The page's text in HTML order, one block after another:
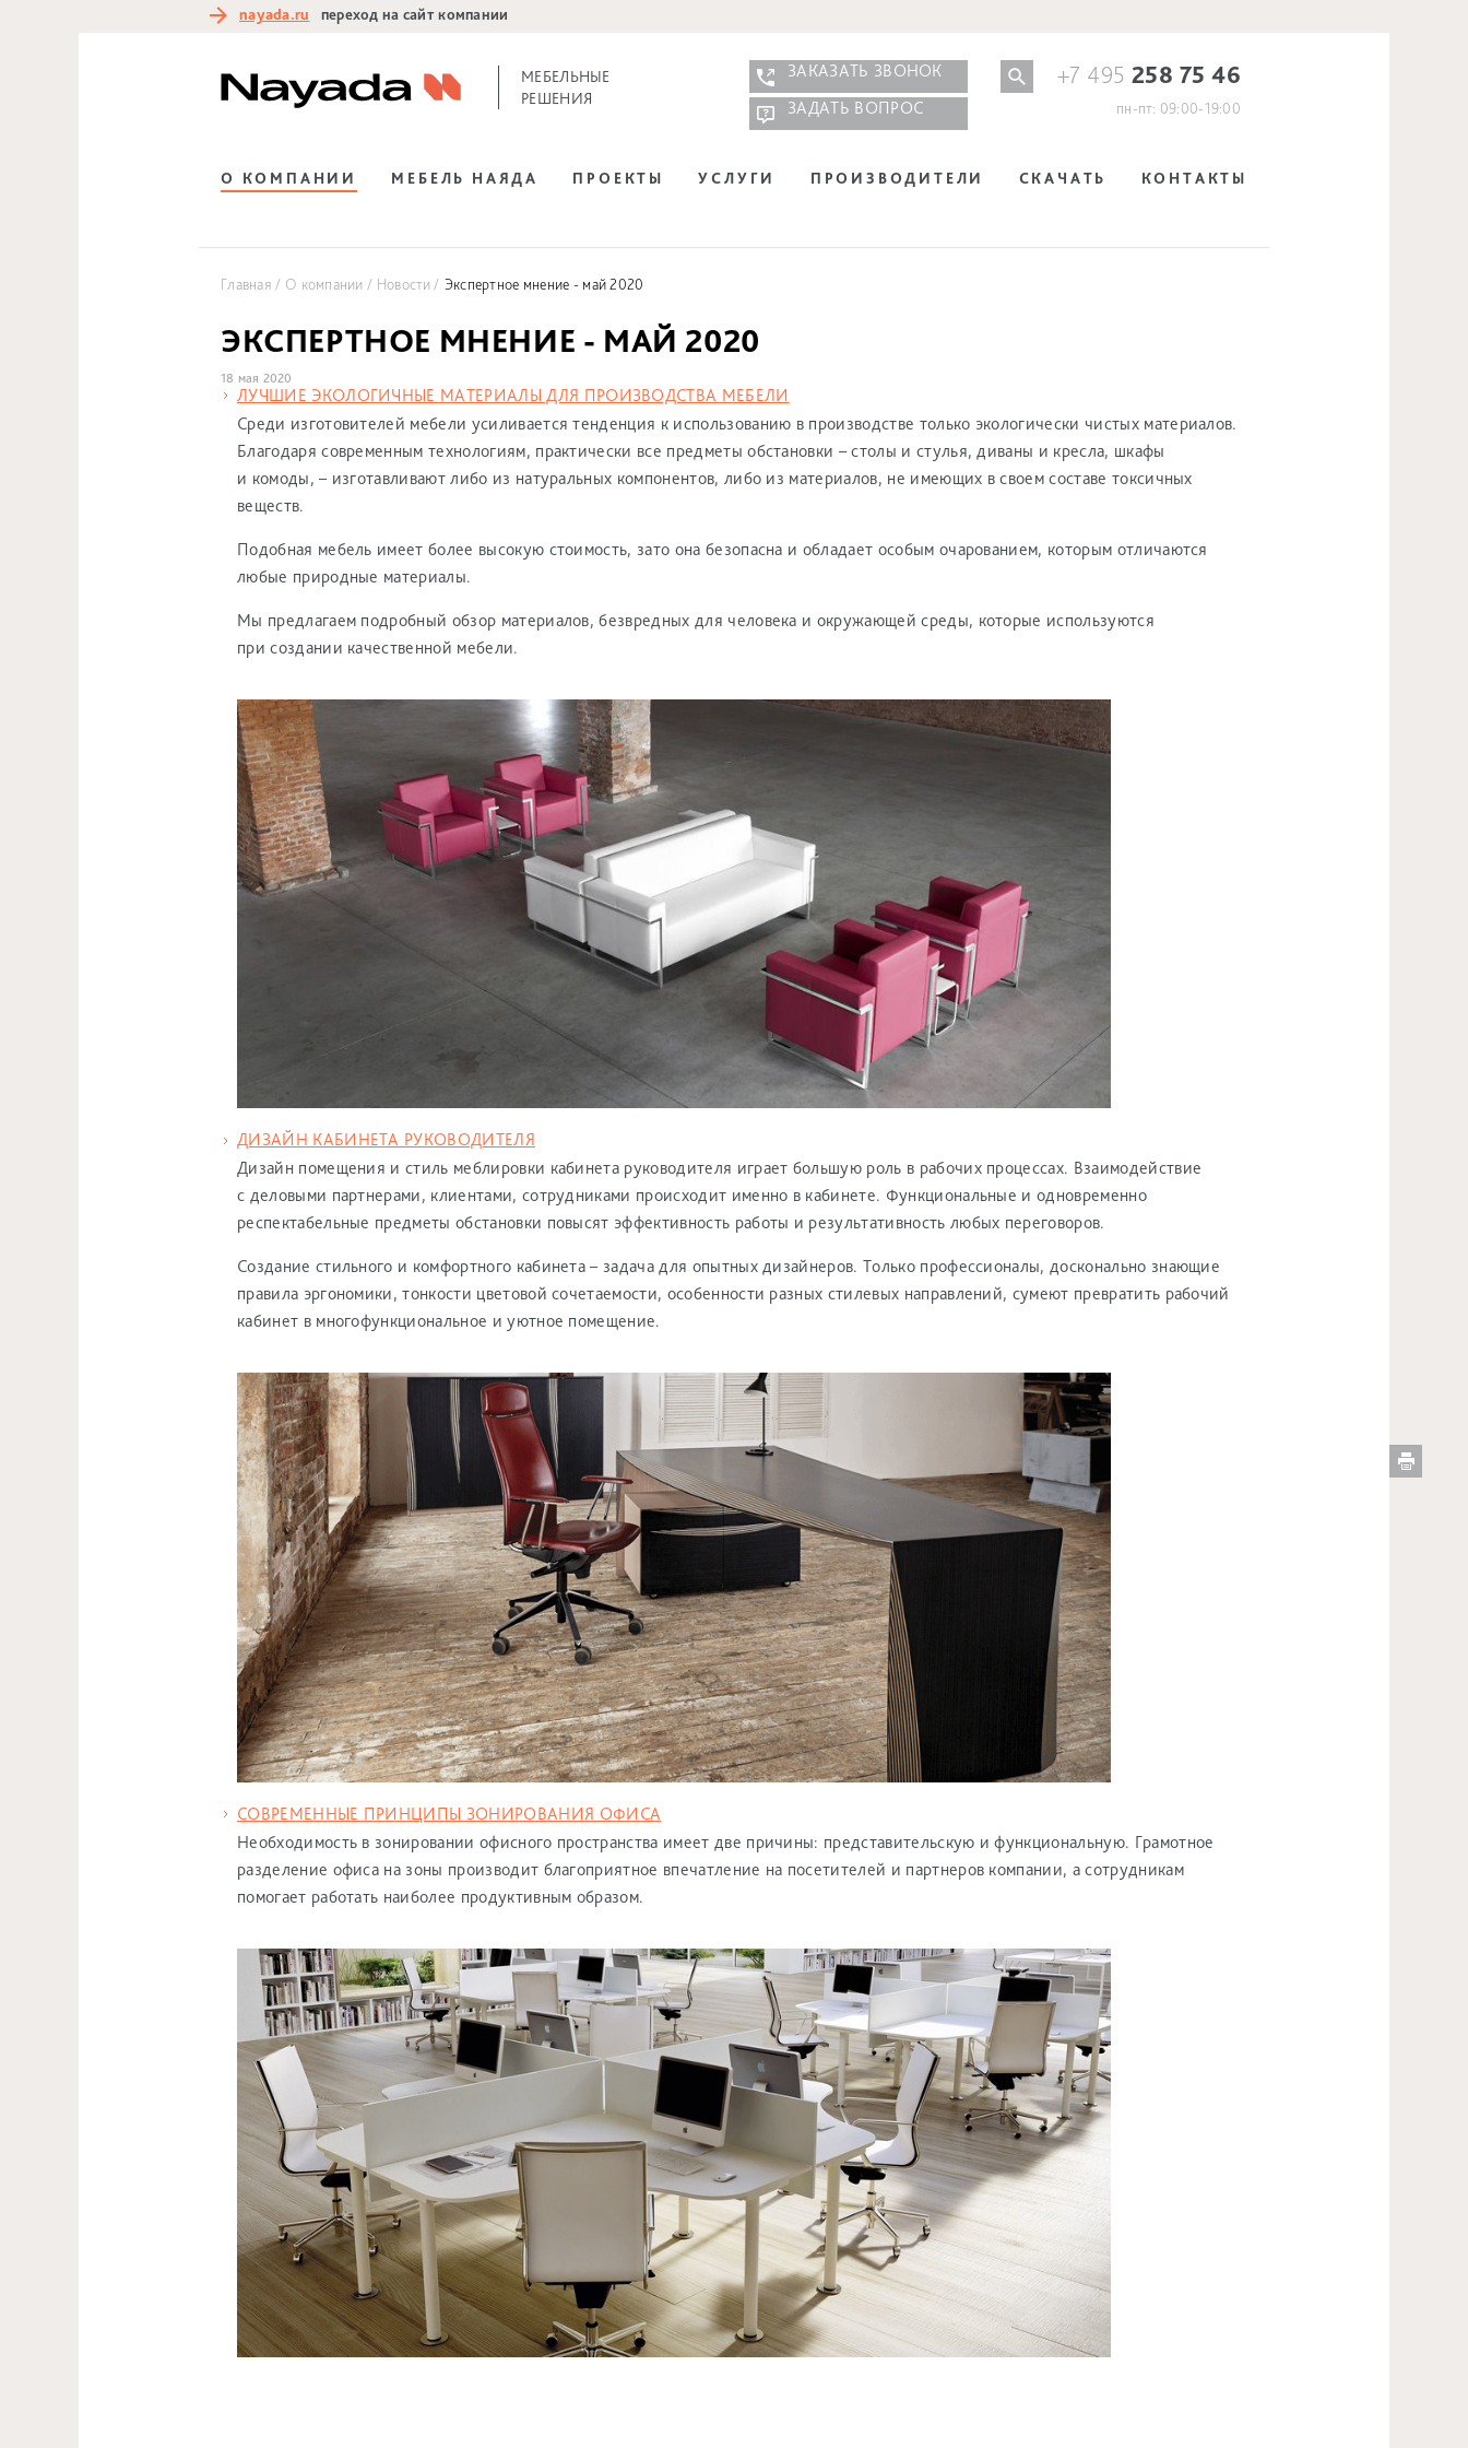
nayada.ru переход на сайт компании
МЕБЕЛЬНЫЕ
РЕШЕНИЯ
ЗАКАЗАТЬ ЗВОНОК
ЗАДАТЬ ВОПРОС
+7 495258 75 46
пн-пт: 09:00-19:00
О КОМПАНИИ МЕБЕЛЬ НАЯДА ПРОЕКТЫ УСЛУГИ ПРОИЗВОДИТЕЛИ СКАЧАТЬ КОНТАКТЫ
Главная О компании Новости Экспертное мнение - май 2020
ЭКСПЕРТНОЕ МНЕНИЕ - МАЙ 2020
18 мая 2020
ЛУЧШИЕ ЭКОЛОГИЧНЫЕ МАТЕРИАЛЫ ДЛЯ ПРОИЗВОДСТВА МЕБЕЛИ
Среди изготовителей мебели усиливается тенденция к использованию в производстве только экологически чистых материалов.
Благодаря современным технологиям, практически все предметы обстановки – столы и стулья, диваны и кресла, шкафы
и комоды, – изготавливают либо из натуральных компонентов, либо из материалов, не имеющих в своем составе токсичных
веществ.
Подобная мебель имеет более высокую стоимость, зато она безопасна и обладает особым очарованием, которым отличаются
любые природные материалы.
Мы предлагаем подробный обзор материалов, безвредных для человека и окружающей среды, которые используются
при создании качественной мебели.
ДИЗАЙН КАБИНЕТА РУКОВОДИТЕЛЯ
Дизайн помещения и стиль меблировки кабинета руководителя играет большую роль в рабочих процессах. Взаимодействие
с деловыми партнерами, клиентами, сотрудниками происходит именно в кабинете. Функциональные и одновременно
респектабельные предметы обстановки повысят эффективность работы и результативность любых переговоров.
Создание стильного и комфортного кабинета – задача для опытных дизайнеров. Только профессионалы, досконально знающие
правила эргономики, тонкости цветовой сочетаемости, особенности разных стилевых направлений, сумеют превратить рабочий
кабинет в многофункциональное и уютное помещение.
СОВРЕМЕННЫЕ ПРИНЦИПЫ ЗОНИРОВАНИЯ ОФИСА
Необходимость в зонировании офисного пространства имеет две причины: представительскую и функциональную. Грамотное
разделение офиса на зоны производит благоприятное впечатление на посетителей и партнеров компании, а сотрудникам
помогает работать наиболее продуктивным образом.